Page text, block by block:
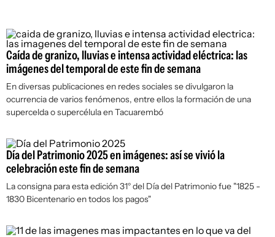
Caída de granizo, lluvias e intensa actividad eléctrica: las
imágenes del temporal de este fin de semana
En diversas publicaciones en redes sociales se divulgaron la
ocurrencia de varios fenómenos, entre ellos la formación de una
supercelda o supercélula en Tacuarembó
Día del Patrimonio 2025 en imágenes: así se vivió la
celebración este fin de semana
La consigna para esta edición 31° del Día del Patrimonio fue "1825 -
1830 Bicentenario en todos los pagos"